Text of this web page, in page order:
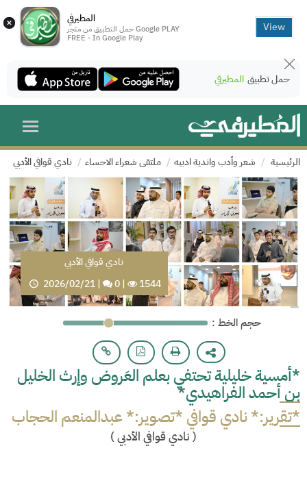
× المطيرفي
حمل التطبيق من متجر Google PLAY
FREE - In Google Play
View
حمل تطبيق المطيرفي
الرئيسية شعر وأدب واندية ادبيه ملتقى شعراء الاحساء نادي قوافي الأدبي
نادي قوافي الأدبي
2026/02/21| 0| 1544
: حجم الخط
*أمسية خليلية تحتفي بعلم العَروض وإرث الخليل
بن أحمد الفراهيدي*
*تقرير:* نادي قوافي *تصوير:* عبدالمنعم الحجاب
( نادي قوافي الأدبي)